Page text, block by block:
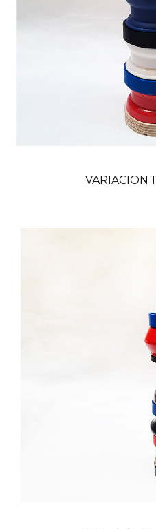
VARIACION